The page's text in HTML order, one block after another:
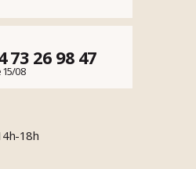
73 26 98 47
15/08
18h